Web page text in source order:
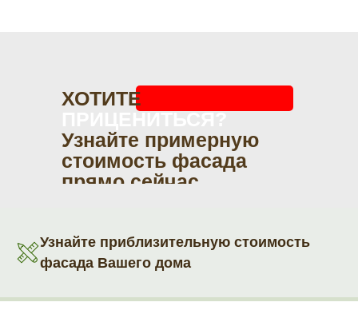
ХОТИТЕ
Узнайте примерную
стоимость фасада
прямо сейчас
Узнайте приблизительную стоимость
фасада Вашего дома